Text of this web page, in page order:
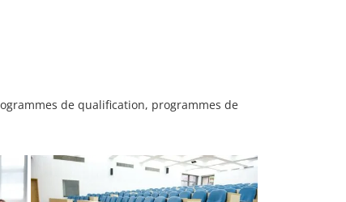
de qualification, programmes de